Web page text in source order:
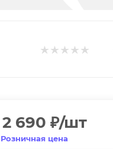
2 690 ₽/шт
Розничная цена